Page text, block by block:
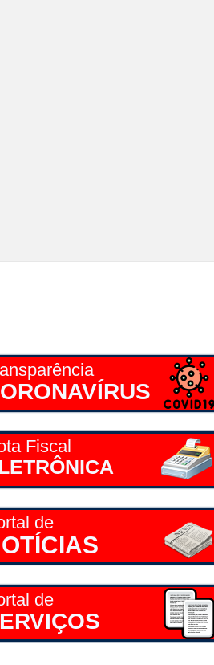
Fiscal
de
de